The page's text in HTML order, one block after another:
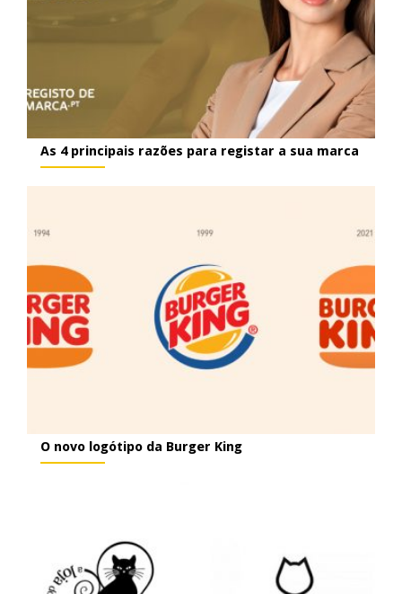
As 4 principais razões para registar a sua marca
O novo logótipo da Burger King